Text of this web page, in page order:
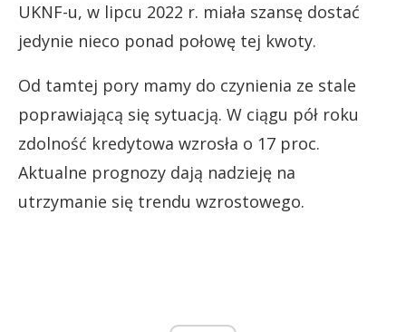
UKNF-u, w lipcu 2022 r. miała szansę dostać
jedynie nieco ponad połowę tej kwoty.
Od tamtej pory mamy do czynienia ze stale
poprawiającą się sytuacją. W ciągu pół roku
zdolność kredytowa wzrosła o 17 proc.
Aktualne prognozy dają nadzieję na
utrzymanie się trendu wzrostowego.